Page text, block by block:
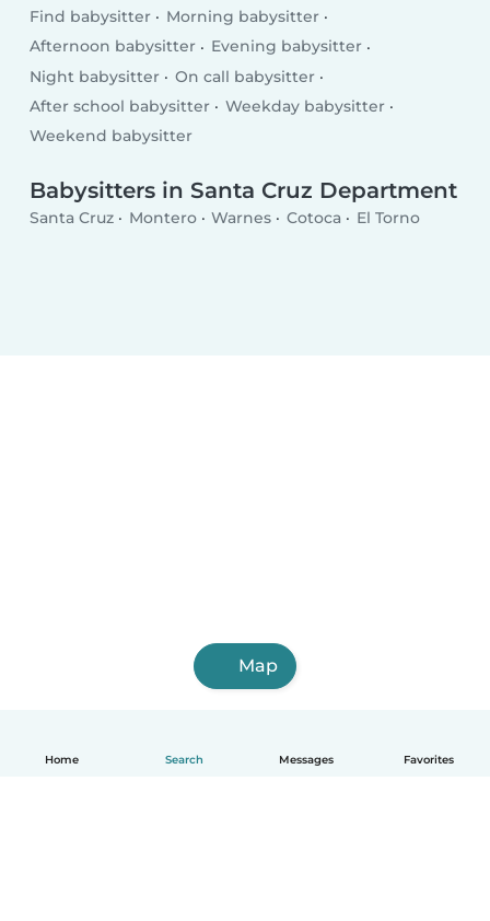
Home Search Messages Favorites
Find babysitter
Morning babysitter
Afternoon babysitter
Evening babysitter
Night babysitter
On call babysitter
After school babysitter
Weekday babysitter
Weekend babysitter
Babysitters in Santa Cruz Department
Santa Cruz Montero Warnes Cotoca El Torno
Map